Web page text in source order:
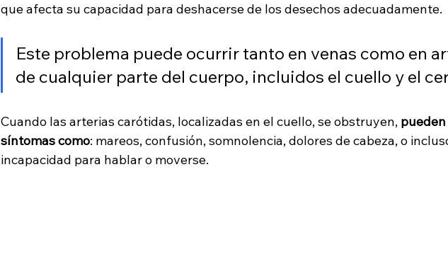
que afecta su capacidad para deshacerse de los desechos adecuadamente.
Este problema puede ocurrir tanto en venas como en
de cualquier parte del cuerpo, incluidos el cuello y el
Cuando las arterias carótidas, localizadas en el cuello, se obstruyen,
síntomas como: mareos, confusión, somnolencia, dolores de cabeza, o
incapacidad para hablar o moverse.